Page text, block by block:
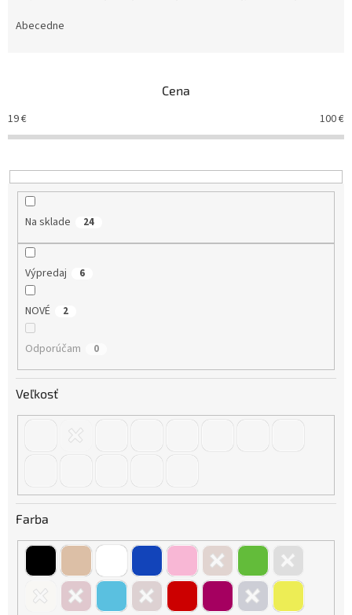
r
o
u
k
Abecedne
Cena
19€ 100€
Na sklade 24
Výpredaj 6
NOVÉ 2
Odporúčam 0
Veľkosť
Farba